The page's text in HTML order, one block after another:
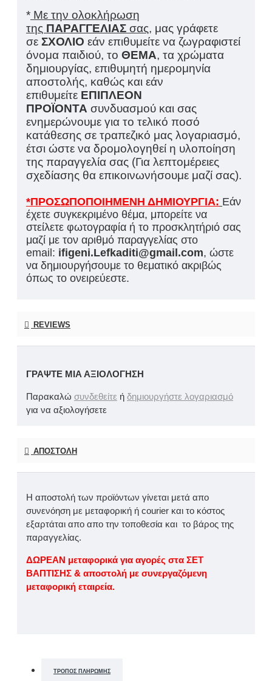
* Με την ολοκλήρωση
της ΠΑΡΑΓΓΕΛΙΑΣ σας, μας γράφετε
σε ΣΧΟΛΙΟ εάν επιθυμείτε να ζωγραφιστεί
όνομα παιδιού, το ΘΕΜΑ, τα χρώματα
δημιουργίας, επιθυμητή ημερομηνία
αποστολής, καθώς και εάν
επιθυμείτε ΕΠΙΠΛΕΟΝ
ΠΡΟΪΟΝΤΑ συνδυασμού και σας
ενημερώνουμε για το τελικό ποσό
κατάθεσης σε τραπεζικό μας λογαριασμό,
έτσι ώστε να δρομολογηθεί η υλοποίηση
της παραγγελία σας (Για λεπτομέρειες
σχεδίασης θα επικοινωνήσουμε μαζί σας).
*ΠΡΟΣΩΠΟΠΟΙΗΜΕΝΗ ΔΗΜΙΟΥΡΓΙΑ: Εάν
έχετε συγκεκριμένο θέμα, μπορείτε να
στείλετε φωτογραφία ή το προσκλητήριό σας
μαζί με τον αριθμό παραγγελίας στο
email: ifigeni.Lefkaditi@gmail.com, ώστε
να δημιουργήσουμε το θεματικό ακριβώς
όπως το ονειρεύεστε.
REVIEWS
ΓΡΆΨΤΕ ΜΙΑ ΑΞΙΟΛΌΓΗΣΗ
Παρακαλώ συνδεθείτε ή δημιουργήστε λογαριασμό
για να αξιολογήσετε
ΑΠΟΣΤΟΛΉ
Η αποστολή των προϊόντων γίνεται μετά απο
συνενόηση με μεταφορική ή courier και το κόστος
εξαρτάται απο απο την τοποθεσία και το βάρος της
παραγγελίας.
ΔΩΡΕΑΝ μεταφορικά για αγορές στα ΣΕΤ
ΒΑΠΤΙΣΗΣ & αποστολή με συνεργαζόμενη
μεταφορική εταιρεία.
ΤΡΌΠΟΣ ΠΛΗΡΩΜΉΣ